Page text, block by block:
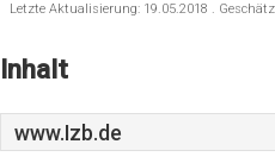
Letzte Aktualisierung: 19.05.2018 .
Inhalt
www.Izb.de